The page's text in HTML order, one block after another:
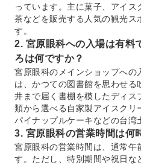
っています。主に菓子、アイ
茶などを販売する人気の観光ス
す。
2. 宮原眼科への入場は有料
ろは何ですか？
宮原眼科のメインショップへの
は、かつての図書館を思わせる
井まで届く書棚を模したディス
類から選べる自家製アイスクリ
パイナップルケーキなどの台湾
3. 宮原眼科の営業時間は何
宮原眼科の営業時間は、通常
す。ただし、特別期間や祝日な